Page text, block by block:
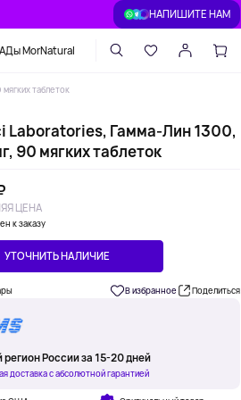
НАПИШИТЕ НАМ
MorNatural
таблеток
Laboratories, Гамма-Лин 1300,
90 мягких таблеток
ЦЕНА
к заказу
УТОЧНИТЬ НАЛИЧИЕ
В избранное Поделиться
регион России за 15-20 дней
доставка с абсолютной гарантией